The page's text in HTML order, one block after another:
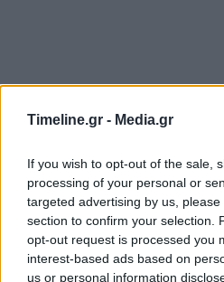
Timeline.gr - Media.gr
If you wish to opt-out of the sale,
processing of your personal or
targeted advertising by us,
section to confirm your selection.
opt-out request is processed you
interest-based ads based on
us or personal information